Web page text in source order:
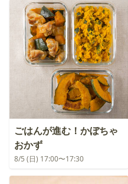
ごはんが進む！かぼちゃ
おかず
8/5 (日) 17:00〜17:30